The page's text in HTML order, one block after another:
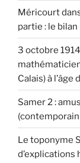
Méricourt
partie : le bilan
3 octobre
Calais) à l’âge
Samer 2 :
Le toponyme
d’explications